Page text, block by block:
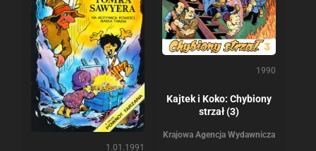
1.01.1991
1990
Kajtek i Koko: Chybiony
strzał (3)
Krajowa Agencja Wydawnicza